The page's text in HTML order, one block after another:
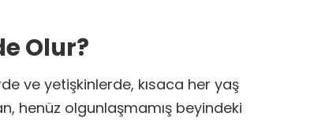
Olur?
ve yetişkinlerde, kısaca her yaş
henüz olgunlaşmamış beyindeki